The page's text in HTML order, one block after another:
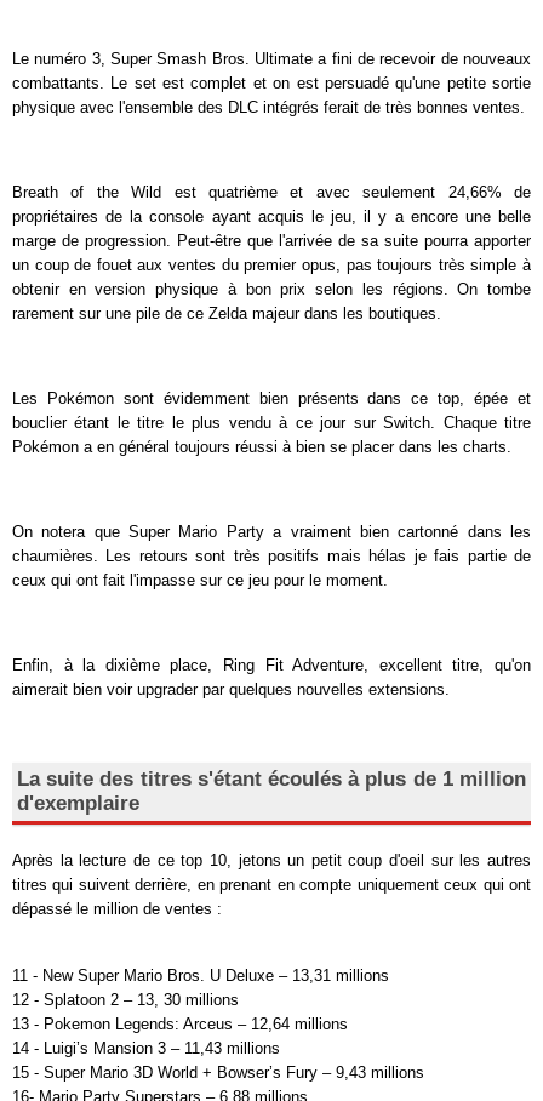
Le numéro 3, Super Smash Bros. Ultimate a fini de recevoir de nouveaux
combattants. Le set est complet et on est persuadé qu'une petite sortie
physique avec l'ensemble des DLC intégrés ferait de très bonnes ventes.
Breath of the Wild est quatrième et avec seulement 24,66% de
propriétaires de la console ayant acquis le jeu, il y a encore une belle
marge de progression. Peut-être que l'arrivée de sa suite pourra apporter
un coup de fouet aux ventes du premier opus, pas toujours très simple à
obtenir en version physique à bon prix selon les régions. On tombe
rarement sur une pile de ce Zelda majeur dans les boutiques.
Les Pokémon sont évidemment bien présents dans ce top, épée et
bouclier étant le titre le plus vendu à ce jour sur Switch. Chaque titre
Pokémon a en général toujours réussi à bien se placer dans les charts.
On notera que Super Mario Party a vraiment bien cartonné dans les
chaumières. Les retours sont très positifs mais hélas je fais partie de
ceux qui ont fait l'impasse sur ce jeu pour le moment.
Enfin, à la dixième place, Ring Fit Adventure, excellent titre, qu'on
aimerait bien voir upgrader par quelques nouvelles extensions.
La suite des titres s'étant écoulés à plus de 1 million
d'exemplaire
Après la lecture de ce top 10, jetons un petit coup d'oeil sur les autres
titres qui suivent derrière, en prenant en compte uniquement ceux qui ont
dépassé le million de ventes :
11 - New Super Mario Bros. U Deluxe – 13,31 millions
12 - Splatoon 2 – 13, 30 millions
13 - Pokemon Legends: Arceus – 12,64 millions
14 - Luigi’s Mansion 3 – 11,43 millions
15 - Super Mario 3D World + Bowser’s Fury – 9,43 millions
16- Mario Party Superstars – 6,88 millions